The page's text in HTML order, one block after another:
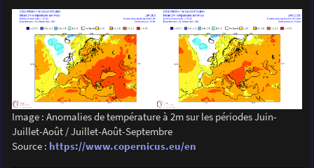
Image : Anomalies de température à 2m sur les périodes Juin-
Juillet-Août / Juillet-Août-Septembre
Source : https://www.copernicus.eu/en